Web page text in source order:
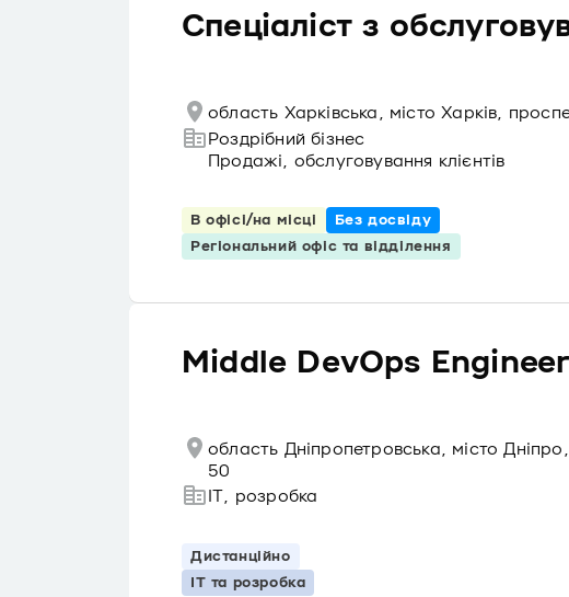
Спеціаліст з
область Харківська, місто Харків,
Роздрібний бізнес
Продажі, обслуговування клієнтів
В офісі/на місці
Без досвіду
Регіональний офіс та відділення
Middle DevOps Engineer
область Дніпропетровська, місто
50
IT, розробка
Дистанційно
IT та розробка